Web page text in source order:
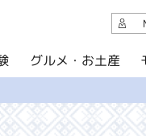
・お土産
グルメ・お土産